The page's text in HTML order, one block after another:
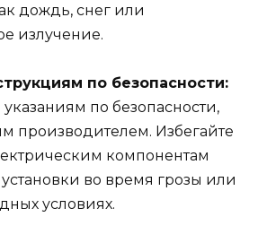
дождь, снег или
излучение.
по безопасности:
по безопасности,
производителем. Избегайте
компонентам
во время грозы или
условиях.